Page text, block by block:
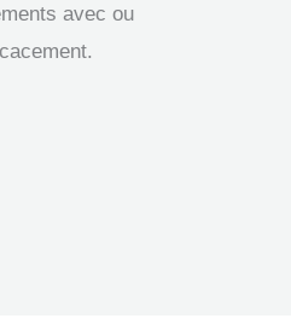
avec ou